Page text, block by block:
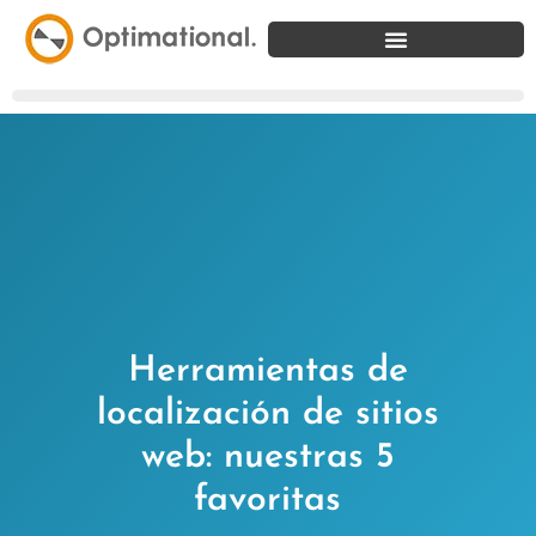
Herramientas de
localización de sitios
web: nuestras 5
favoritas